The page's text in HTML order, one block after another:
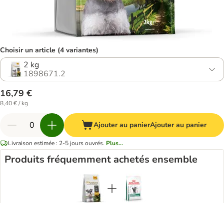
Choisir un article (4 variantes)
2 kg
1898671.2
16,79 €
8,40 € / kg
Ajouter au panierAjouter au panier
Livraison estimée : 2-5 jours ouvrés. Plus...
Produits fréquemment achetés ensemble